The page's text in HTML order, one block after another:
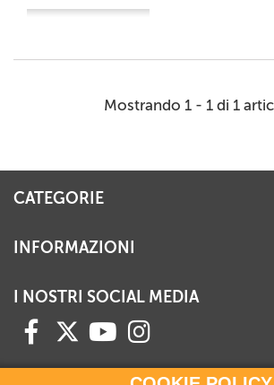
Mostrando 1 - 1 di 1
CATEGORIE
INFORMAZIONI
I NOSTRI SOCIAL MEDIA